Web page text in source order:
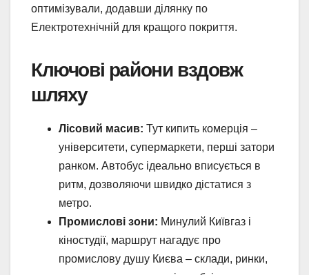
оптимізували, додавши ділянку по
Електротехнічній для кращого покриття.
Ключові райони вздовж
шляху
Лісовий масив: Тут кипить комерція –
університети, супермаркети, перші затори
ранком. Автобус ідеально вписується в
ритм, дозволяючи швидко дістатися з
метро.
Промислові зони: Минулий Київгаз і
кіностудії, маршрут нагадує про
промислову душу Києва – склади, ринки,